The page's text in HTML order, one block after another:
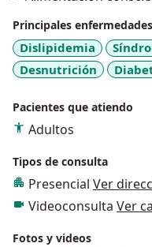
Principales
Dislipidemia
Desnutrición
Pacientes que atiendo
Adultos
Tipos de consulta
Presencial Ver
Videoconsulta Ver
Fotos y videos